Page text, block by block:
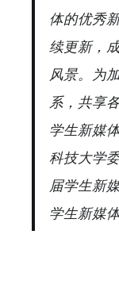
体的优秀
续更新，
风景。为
系，共享
学生新媒
科技大学
届学生新
学生新媒